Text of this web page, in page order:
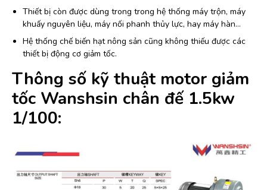
Thiết bị còn được dùng trong trong hệ thống máy trộn, máy
khuấy nguyên liệu, máy nối phanh thủy lực, hay máy hàn…
Hệ thống chế biến hạt nông sản cũng không thiếu được các
thiết bị động cơ giảm tốc.
Thông số kỹ thuật motor giảm
tốc Wanshsin chân đế 1.5kw
1/100: